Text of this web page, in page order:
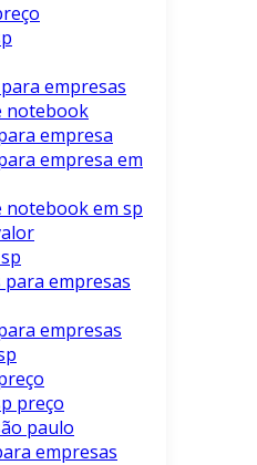
empresas
notebook
empresa
empresa em
notebook em sp
empresas
empresas
preço
paulo
empresas